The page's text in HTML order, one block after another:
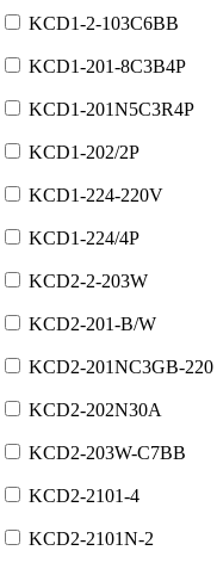
KCD1-2-103C6BB
KCD1-201-8C3B4P
KCD1-201N5C3R4P
KCD1-202/2P
KCD1-224-220V
KCD1-224/4P
KCD2-2-203W
KCD2-201-B/W
KCD2-201NC3GB-220
KCD2-202N30A
KCD2-203W-C7BB
KCD2-2101-4
KCD2-2101N-2